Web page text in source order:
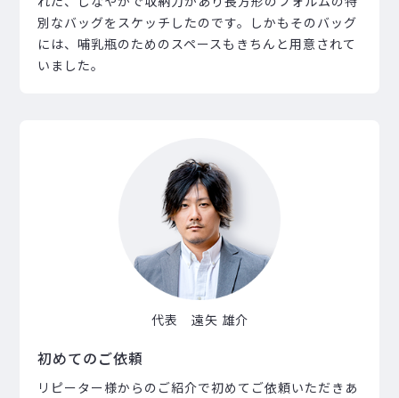
別なバッグをスケッチしたのです。しかもそのバッグ
には、哺乳瓶のためのスペースもきちんと用意されて
いました。
代表 遠矢 雄介
初めてのご依頼
リピーター様からのご紹介で初めてご依頼いただきあ